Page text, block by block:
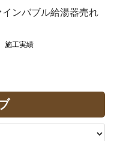
ンバブル給湯器売れ
施工実績